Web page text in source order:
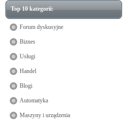
Top 10 kategorii:
Forum dyskusyjne
Biznes
Usługi
Handel
Blogi
Automatyka
Maszyny i urządzenia